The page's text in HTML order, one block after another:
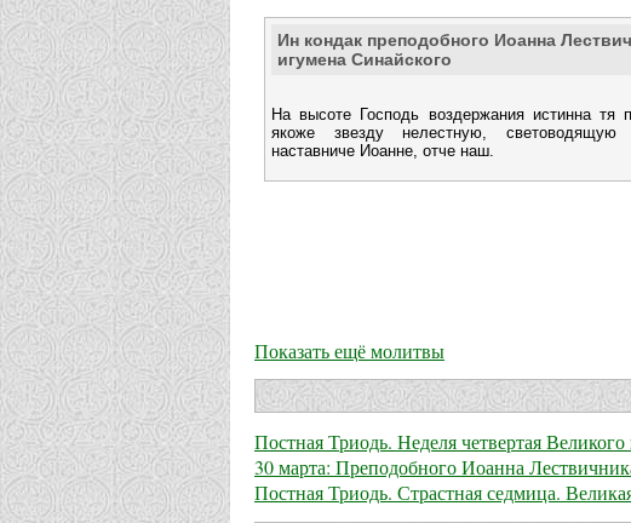
Ин кондак преподобного Иоанна
игумена Синайского
На высоте Господь воздержания истинна тя
якоже звезду нелестную, световодящую
наставниче Иоанне, отче наш.
Показать ещё молитвы
Постная Триодь. Неделя четвертая
30 марта: Преподобного Иоанна
Постная Триодь. Страстная седмица.